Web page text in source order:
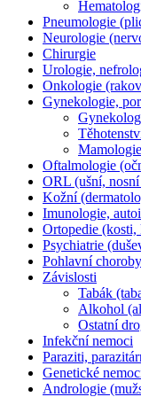
Pneumologie
Neurologie
Chirurgie
Urologie,
Onkologie
Gynekologie,
Oftalmologie
ORL (ušní,
Kožní
Imunologie,
Ortopedie
Psychiatrie
Pohlavní
Závislosti
Tabák
Alkohol
Ostatní
Infekční nemoci
Paraziti,
Genetické
Andrologie